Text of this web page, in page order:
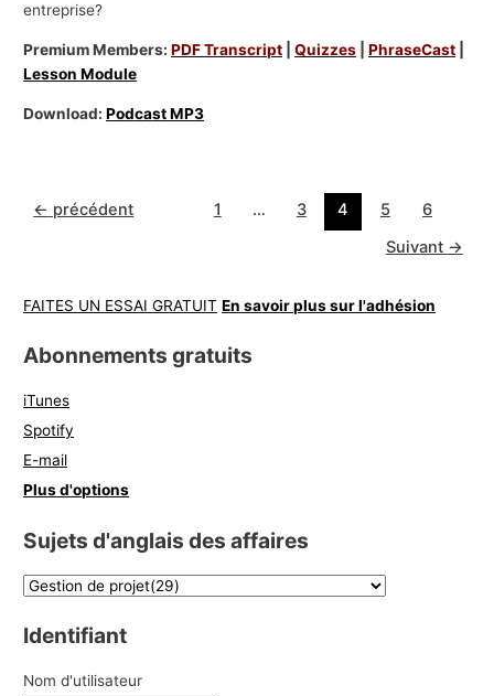
entreprise?
Premium Members:PDF Transcript |Quizzes |PhraseCast
Lesson Module
Download:Podcast MP3
← précédent 1 … 3 4 5
6
Suivant →
FAITES UN ESSAI GRATUIT En savoir plus sur l'adhésion
Abonnements gratuits
iTunes
Spotify
E-mail
Plus d'options
Sujets d'anglais des affaires
Identifiant
Nom d'utilisateur